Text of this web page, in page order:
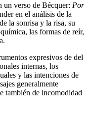
un verso de Bécquer: Por
en el análisis de la
la sonrisa y la risa, su
las formas de reír,
expresivos de del
internas, los
y las intenciones de
generalmente
también de incomodidad